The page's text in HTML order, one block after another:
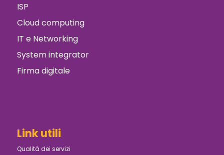
ISP
Cloud computing
IT e Networking
System integrator
Firma digitale
Link utili
Qualità dei servizi